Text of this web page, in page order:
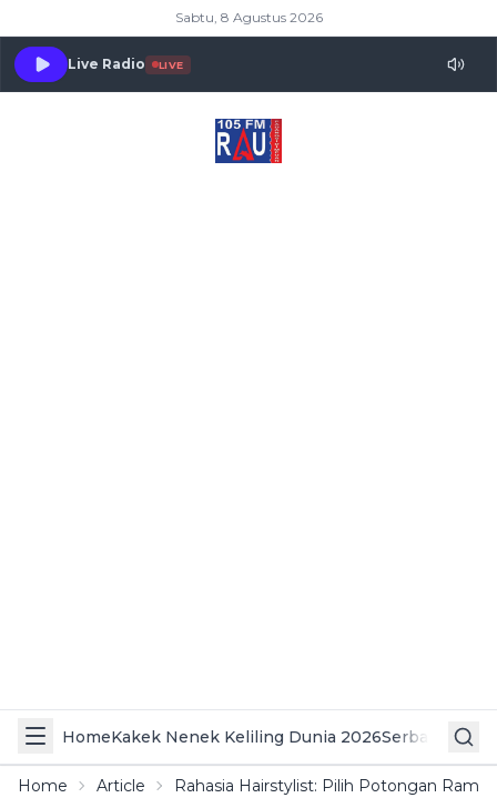
Sabtu, 8 Agustus 2026
Live Radio LIVE
HomeKakek Nenek Keliling Dunia 2026Serba Serbi
Home Article Rahasia Hairstylist: Pilih Potongan